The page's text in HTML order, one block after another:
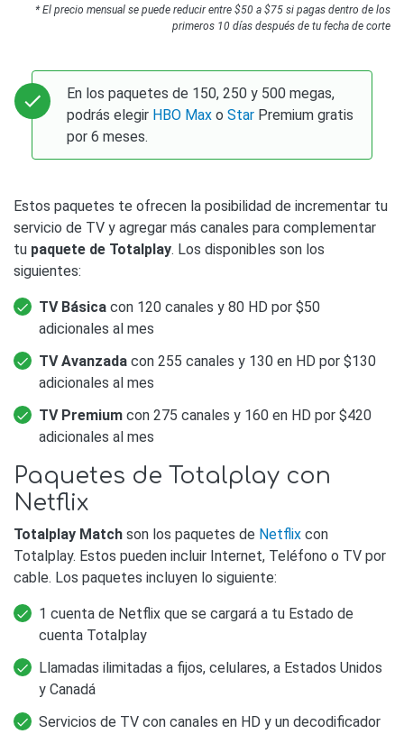
* El precio mensual se puede reducir entre $50 a $75 si pagas dentro de los
primeros 10 días después de tu fecha de corte
En los paquetes de 150, 250 y 500 megas,
podrás elegir HBO Max oStar Premium gratis
por 6 meses.
Estos paquetes te ofrecen la posibilidad de incrementar tu
servicio de TV y agregar más canales para complementar
tu paquete de Totalplay. Los disponibles son los
siguientes:
TV Básica con 120 canales y 80 HD por $50
adicionales al mes
TV Avanzada con 255 canales y 130 en HD por $130
adicionales al mes
TV Premium con 275 canales y 160 en HD por $420
adicionales al mes
Paquetes de Totalplay con
Netflix
Totalplay Match son los paquetes de Netflix con
Totalplay. Estos pueden incluir Internet, Teléfono o TV por
cable. Los paquetes incluyen lo siguiente:
1 cuenta de Netflix que se cargará a tu Estado de
cuenta Totalplay
Llamadas ilimitadas a fijos, celulares, a Estados Unidos
y Canadá
Servicios de TV con canales en HD y un decodificador